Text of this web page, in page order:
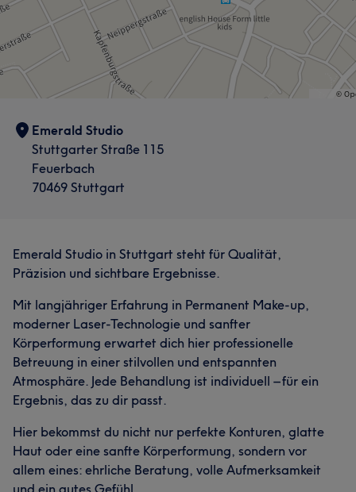
Emerald Studio
Stuttgarter Straße 115
Feuerbach
70469 Stuttgart
Emerald Studio in Stuttgart steht für Qualität,
Präzision und sichtbare Ergebnisse.
Mit langjähriger Erfahrung in Permanent Make-up,
moderner Laser-Technologie und sanfter
Körperformung erwartet dich hier professionelle
Betreuung in einer stilvollen und entspannten
Atmosphäre. Jede Behandlung ist individuell – für ein
Ergebnis, das zu dir passt.
Hier bekommst du nicht nur perfekte Konturen, glatte
Haut oder eine sanfte Körperformung, sondern vor
allem eines: ehrliche Beratung, volle Aufmerksamkeit
und ein gutes Gefühl.